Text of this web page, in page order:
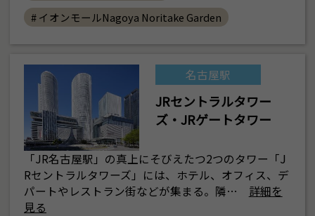
# イオンモールNagoya Noritake Garden
名古屋駅
JRセントラルタワー
ズ・JRゲートタワー
「JR名古屋駅」の真上にそびえたつ2つのタワー「J
Rセントラルタワーズ」には、ホテル、オフィス、デ
パートやレストラン街などが集まる。隣…
詳細を
見る